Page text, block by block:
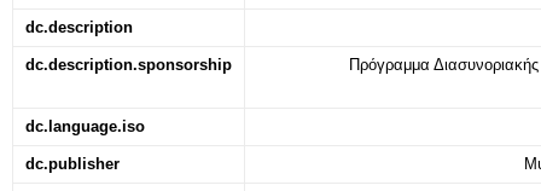
dc.description
dc.description.sponsorship Πρόγραμμα
dc.language.iso
dc.publisher